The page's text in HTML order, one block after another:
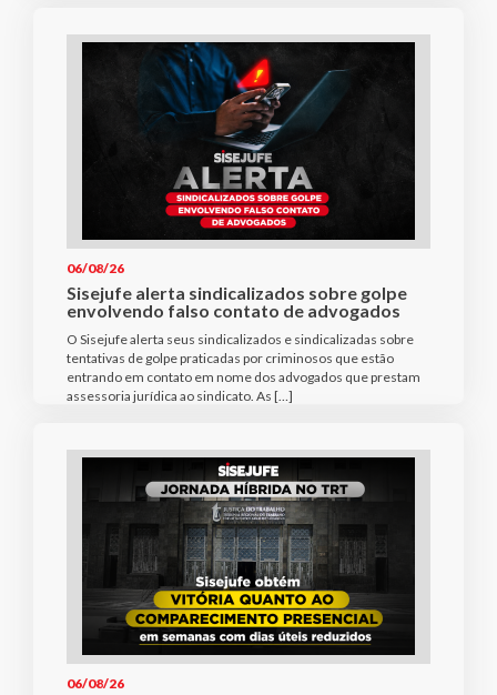
06/08/26
Sisejufe alerta sindicalizados sobre golpe
envolvendo falso contato de advogados
O Sisejufe alerta seus sindicalizados e sindicalizadas sobre
tentativas de golpe praticadas por criminosos que estão
entrando em contato em nome dos advogados que prestam
assessoria jurídica ao sindicato. As […]
06/08/26